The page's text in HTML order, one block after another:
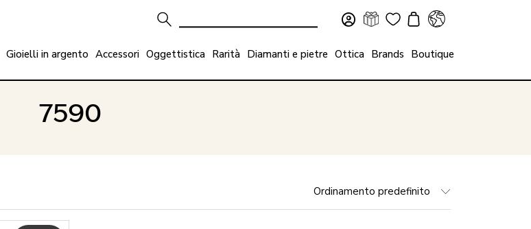
Gioielli in argento Accessori Oggettistica Rarità Diamanti e pietre Ottica Brands Boutique
7590
Ordinamento predefinito